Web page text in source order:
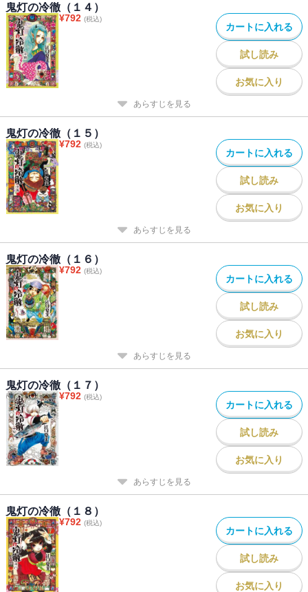
鬼灯の冷徹（１４）
¥792 (税込)
カートに入れる
試し読み
お気に入り
あらすじを見る
鬼灯の冷徹（１５）
¥792 (税込)
カートに入れる
試し読み
お気に入り
あらすじを見る
鬼灯の冷徹（１６）
¥792 (税込)
カートに入れる
試し読み
お気に入り
あらすじを見る
鬼灯の冷徹（１７）
¥792 (税込)
カートに入れる
試し読み
お気に入り
あらすじを見る
鬼灯の冷徹（１８）
¥792 (税込)
カートに入れる
試し読み
お気に入り